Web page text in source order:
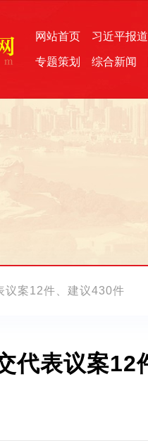
网站首页 习近平报
专题策划 综合新闻
议案12件、建议430件
代表议案12